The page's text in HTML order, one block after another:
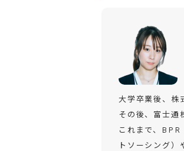
大学卒業後、株
その後、富士通
これまで、BPR
トソーシング